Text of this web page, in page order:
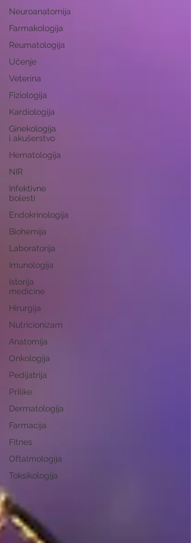
Neuroanatomija
Farmakologija
Reumatologija
Učenje
Veterina
Fiziologija
Kardiologija
Ginekologija
i akušerstvo
Hematologija
NIR
Infektivne
bolesti
Endokrinologija
Biohemija
Laboratorija
Imunologija
Istorija
medicine
Hirurgija
Nutricionizam
Anatomija
Onkologija
Pedijatrija
Prilike
Dermatologija
Farmacija
Fitnes
Oftalmologija
Toksikologija